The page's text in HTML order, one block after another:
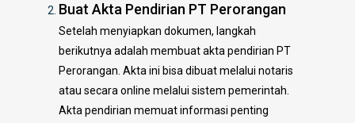
Buat Akta Pendirian PT Perorangan
Setelah menyiapkan dokumen, langkah
berikutnya adalah membuat akta pendirian PT
Perorangan. Akta ini bisa dibuat melalui notaris
atau secara online melalui sistem pemerintah.
Akta pendirian memuat informasi penting